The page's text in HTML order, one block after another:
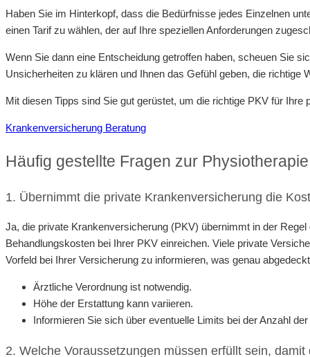
Haben Sie im Hinterkopf, dass die Bedürfnisse jedes Einzelnen
einen Tarif zu wählen, der auf Ihre speziellen Anforderungen
Wenn Sie dann eine Entscheidung getroffen haben, scheuen Sie
Unsicherheiten zu klären und Ihnen das Gefühl geben, die richtige
Mit diesen Tipps sind Sie gut gerüstet, um die richtige PKV für
Krankenversicherung Beratung
Häufig gestellte Fragen zur
1. Übernimmt die private Krankenversicherung die
Ja, die private Krankenversicherung (PKV) übernimmt in der
Behandlungskosten bei Ihrer PKV einreichen. Viele private
Vorfeld bei Ihrer Versicherung zu informieren, was genau
Ärztliche Verordnung ist notwendig.
Höhe der Erstattung kann variieren.
Informieren Sie sich über eventuelle Limits bei der Anzahl
2. Welche Voraussetzungen müssen erfüllt sein,